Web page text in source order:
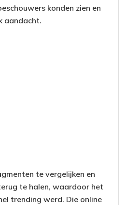
konden zien en
aandacht.
te vergelijken en
te halen, waardoor het
trending werd. Die online